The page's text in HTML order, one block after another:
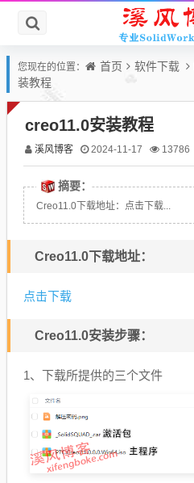
您现在的位置： 首页 软件下载
装教程
creo11.0安装教程
溪风博客 2024-11-17 13786
摘要：
Creo11.0下载地址：点击下载...
Creo11.0下载地址：
点击下载
Creo11.0安装步骤：
1、下载所提供的三个文件